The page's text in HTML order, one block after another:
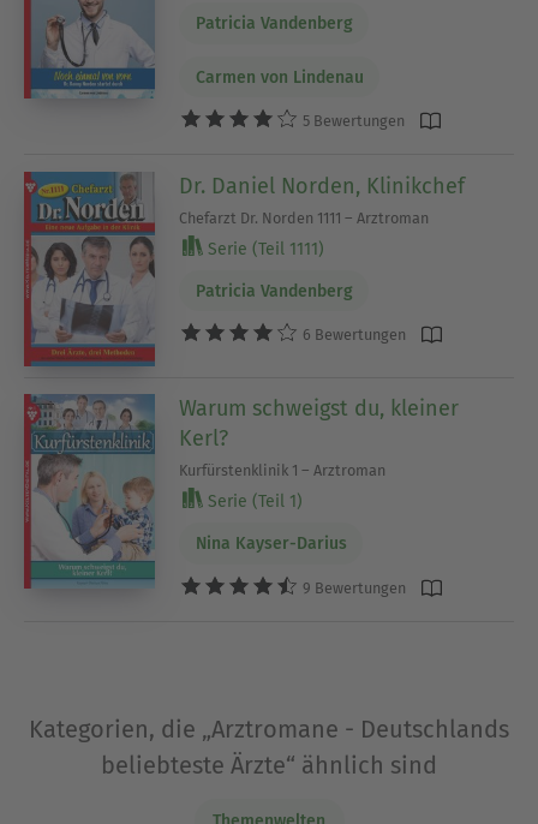
Patricia Vandenberg
Carmen von Lindenau
5 Bewertungen
Dr. Daniel Norden, Klinikchef
Chefarzt Dr. Norden 1111 – Arztroman
Serie (Teil 1111)
Patricia Vandenberg
6 Bewertungen
Warum schweigst du, kleiner
Kerl?
Kurfürstenklinik 1 – Arztroman
Serie (Teil 1)
Nina Kayser-Darius
9 Bewertungen
Kategorien, die „Arztromane - Deutschlands
beliebteste Ärzte“ ähnlich sind